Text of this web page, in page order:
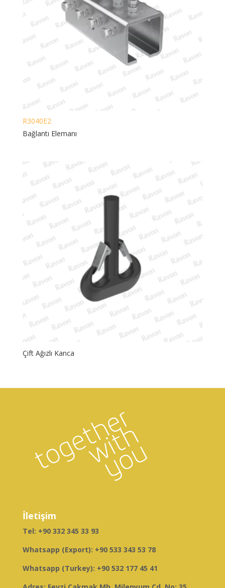
R3040E2
Bağlantı Elemanı
Çift Ağızlı Kanca
İletişim
Tel: +90 332 345 33 93
Whatsapp (Export): +90 533 343 53 78
Whatsapp (Turkey): +90 532 177 45 41